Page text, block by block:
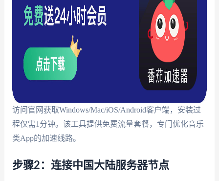
访问官网获取Windows/Mac/iOS/Android客户端，安装过
程仅需1分钟。该工具提供免费流量套餐，专门优化音乐
类App的加速线路。
步骤2：连接中国大陆服务器节点